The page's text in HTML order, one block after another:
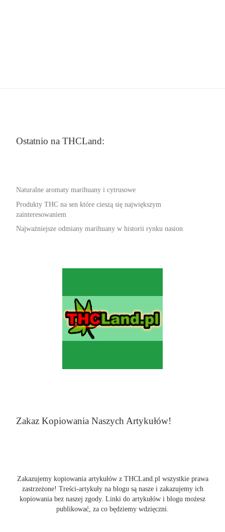
Ostatnio na THCLand:
Naturalne aromaty marihuany i cytrusowe
Produkty THC na sen które cieszą się największym
zainteresowaniem
Najważniejsze odmiany marihuany w historii rynku nasion
Zakaz Kopiowania Naszych Artykułów!
Zakazujemy kopiowania artykułów z THCLand.pl wszystkie prawa
zastrzeżone! Treści-artykuły na blogu są nasze i zakazujemy ich
kopiowania bez naszej zgody. Linki do artykułów i blogu możesz
publikować, za co będziemy wdzięczni.